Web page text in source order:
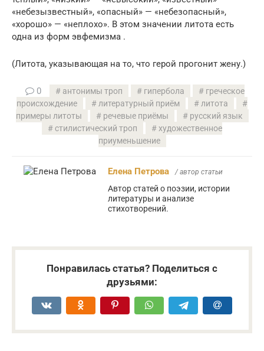
«небезызвестный», «опасный» — «небезопасный»,
«хорошо» — «неплохо». В этом значении литота есть
одна из форм эвфемизма .
(Литота, указывающая на то, что герой прогонит жену.)
0 антонимы троп гипербола
греческое
происхождение
литературный приём
литота
примеры литоты
речевые приёмы
русский язык
стилистический троп
художественное
приуменьшение
Елена Петрова / автор статьи
Автор статей о поэзии, истории
литературы и анализе
стихотворений.
Понравилась статья? Поделиться с
друзьями: